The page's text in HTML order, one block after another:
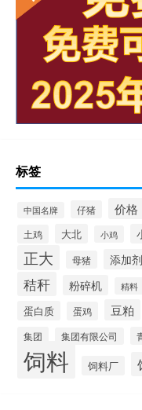
标签
中国名牌 仔猪 价格
土鸡 大北 小鸡
正大 母猪 添加剂
秸秆 粉碎机 精料
蛋白质 蛋鸡 豆粕
集团 集团有限公司
饲料 饲料厂